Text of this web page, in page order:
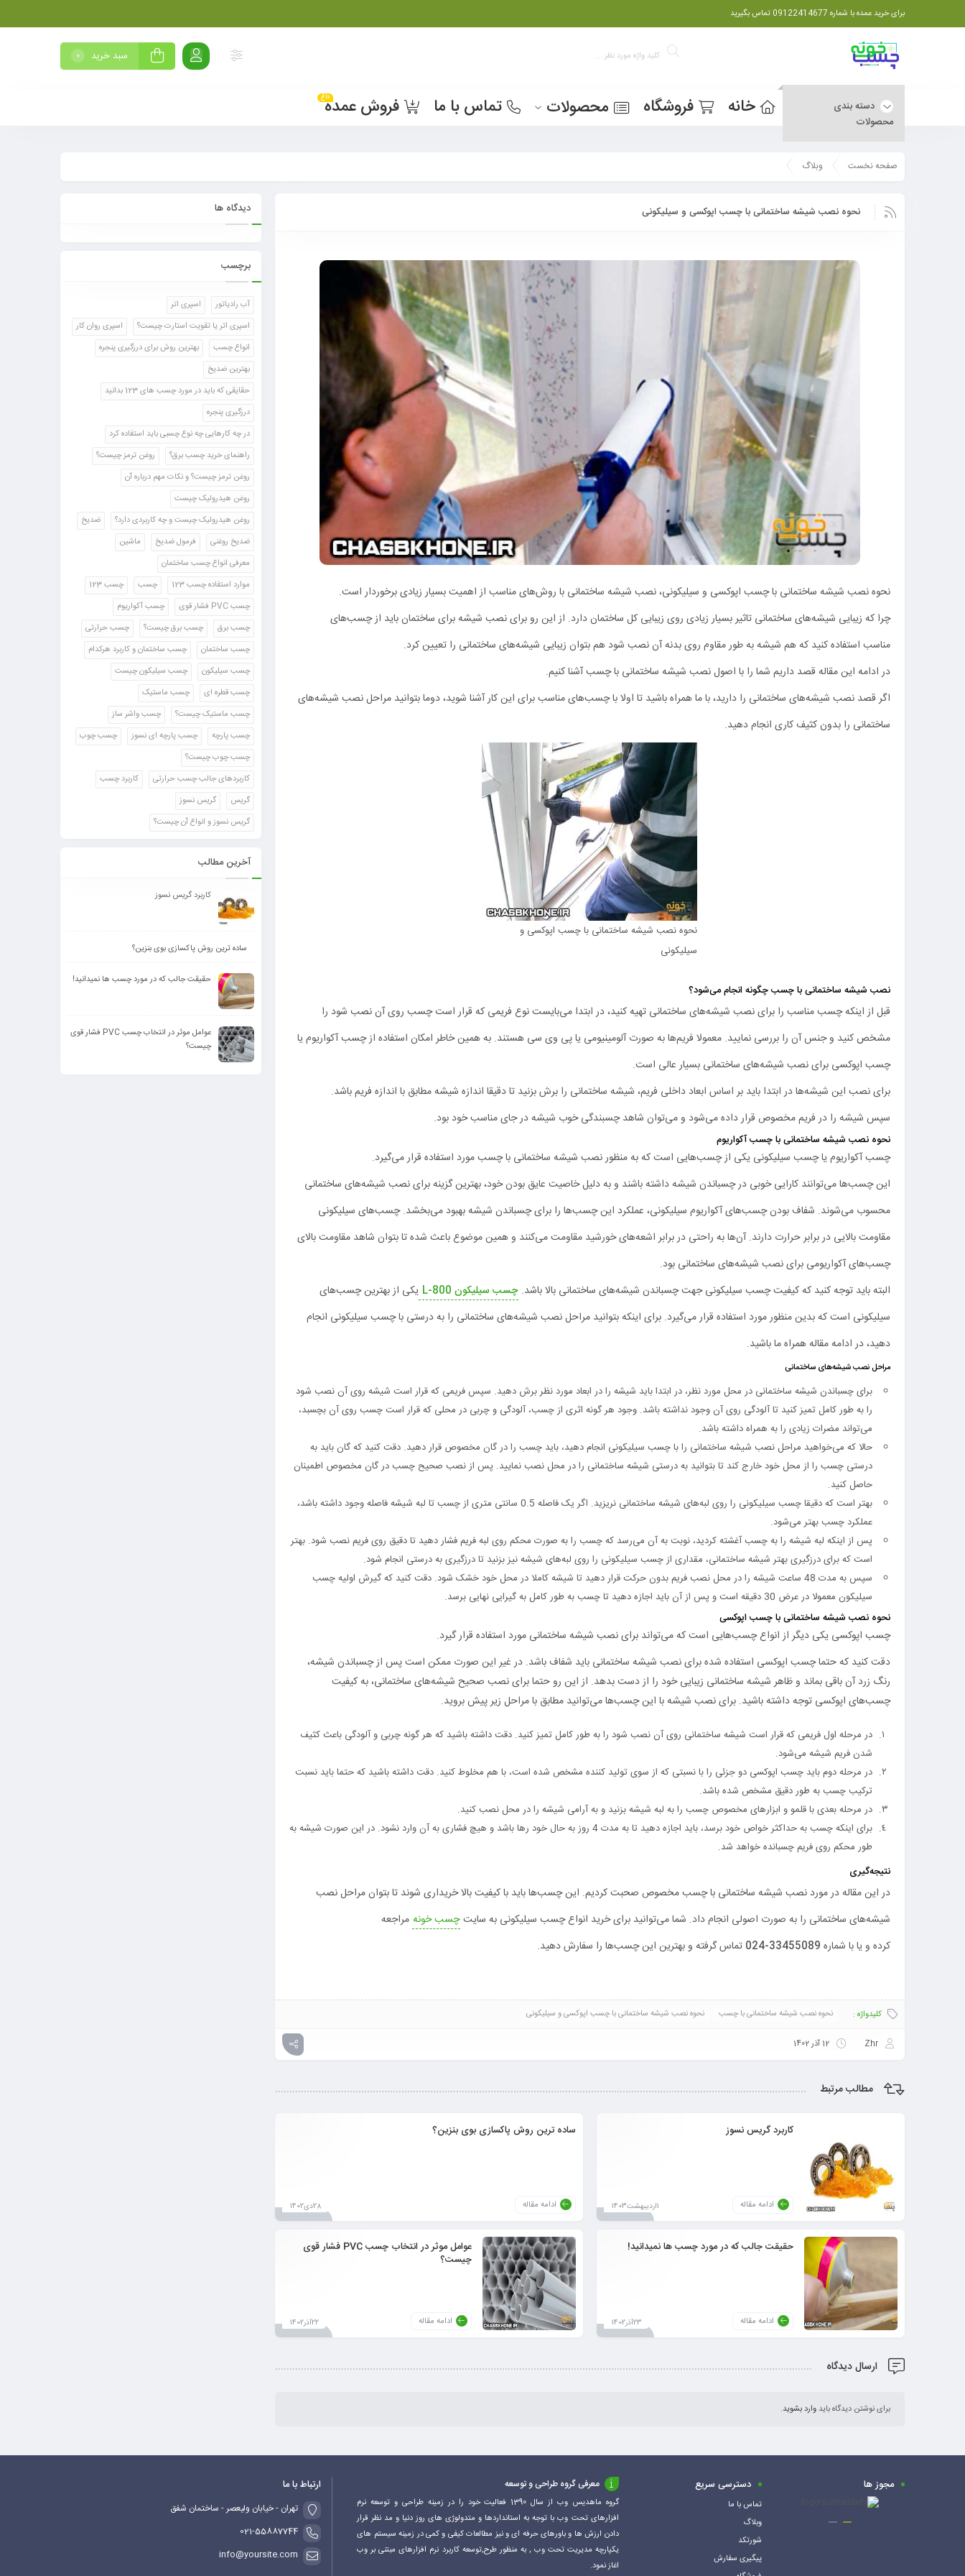
برای خرید عمده با شماره 09122414677 تماس بگیرید
سبد خرید 0
دسته بندی
محصولات
خانه فروشگاه محصولات تماس با ما فروش عمدهداغ
صفحه نخست وبلاگ
نحوه نصب شیشه ساختمانی با چسب اپوکسی و سیلیکونی
نحوه نصب شیشه ساختمانی با چسب اپوکسی و سیلیکونی، نصب شیشه ساختمانی با روش‌های مناسب از اهمیت بسیار زیادی برخوردار است.
چرا که زیبایی شیشه‌های ساختمانی تاثیر بسیار زیادی روی زیبایی کل ساختمان دارد. از این رو برای نصب شیشه برای ساختمان باید از چسب‌های
مناسب استفاده کنید که هم شیشه به طور مقاوم روی بدنه آن نصب شود هم بتوان زیبایی شیشه‌های ساختمانی را تعیین کرد.
در ادامه این مقاله قصد داریم شما را با اصول نصب شیشه ساختمانی با چسب آشنا کنیم.
اگر قصد نصب شیشه‌های ساختمانی را دارید، با ما همراه باشید تا اولا با چسب‌های مناسب برای این کار آشنا شوید، دوما بتوانید مراحل نصب شیشه‌های
ساختمانی را بدون کثیف کاری انجام دهید.
نحوه نصب شیشه ساختمانی با چسب اپوکسی و
سیلیکونی
نصب شیشه ساختمانی با چسب چگونه انجام می‌شود؟
قبل از اینکه چسب مناسب را برای نصب شیشه‌های ساختمانی تهیه کنید، در ابتدا می‌بایست نوع فریمی که قرار است چسب روی آن نصب شود را
مشخص کنید و جنس آن را بررسی نمایید. معمولا فریم‌ها به صورت آلومینیومی یا پی وی سی هستند. به همین خاطر امکان استفاده از چسب آکواریوم یا
چسب اپوکسی برای نصب شیشه‌های ساختمانی بسیار عالی است.
برای نصب این شیشه‌ها در ابتدا باید بر اساس ابعاد داخلی فریم، شیشه ساختمانی را برش بزنید تا دقیقا اندازه شیشه مطابق با اندازه فریم باشد.
سپس شیشه را در فریم مخصوص قرار داده می‌شود و می‌توان شاهد چسبندگی خوب شیشه در جای مناسب خود بود.
نحوه نصب شیشه ساختمانی با چسب آکواریوم
چسب آکواریوم یا چسب سیلیکونی یکی از چسب‌هایی است که به منظور نصب شیشه ساختمانی با چسب مورد استفاده قرار می‌گیرد.
این چسب‌ها می‌توانند کارایی خوبی در چسباندن شیشه داشته باشند و به دلیل خاصیت عایق بودن خود، بهترین گزینه برای نصب شیشه‌های ساختمانی
محسوب می‌شوند. شفاف بودن چسب‌های آکواریوم سیلیکونی، عملکرد این چسب‌ها را برای چسباندن شیشه بهبود می‌بخشد. چسب‌های سیلیکونی
مقاومت بالایی در برابر حرارت دارند. آن‌ها به راحتی در برابر اشعه‌های خورشید مقاومت می‌کنند و همین موضوع باعث شده تا بتوان شاهد مقاومت بالای
چسب‌های آکواریومی برای نصب شیشه‌های ساختمانی بود.
البته باید توجه کنید که کیفیت چسب سیلیکونی جهت چسباندن شیشه‌های ساختمانی بالا باشد. چسب سیلیکون L-800
یکی از بهترین چسب‌های
سیلیکونی است که بدین منظور مورد استفاده قرار می‌گیرد. برای اینکه بتوانید مراحل نصب شیشه‌های ساختمانی را به درستی با چسب سیلیکونی انجام
دهید، در ادامه مقاله همراه ما باشید.
مراحل نصب شیشه‌های ساختمانی
برای چسباندن شیشه ساختمانی در محل مورد نظر، در ابتدا باید شیشه را در ابعاد مورد نظر برش دهید. سپس فریمی که قرار است شیشه روی آن نصب شود
را به طور کامل تمیز کنید تا آلودگی روی آن وجود نداشته باشد. وجود هر گونه اثری از چسب، آلودگی و چربی در محلی که قرار است چسب روی آن بچسبد،
می‌تواند مضرات زیادی را به همراه داشته باشد.
حالا که می‌خواهید مراحل نصب شیشه ساختمانی را با چسب سیلیکونی انجام دهید، باید چسب را در گان مخصوص قرار دهید. دقت کنید که گان باید به
درستی چسب را از محل خود خارج کند تا بتوانید به درستی شیشه ساختمانی را در محل نصب نمایید. پس از نصب صحیح چسب در گان مخصوص اطمینان
حاصل کنید.
بهتر است که دقیقا چسب سیلیکونی را روی لبه‌های شیشه ساختمانی نریزید. اگر یک فاصله 0.5 سانتی متری از چسب تا لبه شیشه فاصله وجود داشته باشد،
عملکرد چسب بهتر می‌شود.
پس از اینکه لبه شیشه را به چسب آغشته کردید، نوبت به آن می‌رسد که چسب را به صورت محکم روی لبه فریم فشار دهید تا دقیق روی فریم نصب شود. بهتر
است که برای درزگیری بهتر شیشه ساختمانی، مقداری از چسب سیلیکونی را روی لبه‌های شیشه نیز بزنید تا درزگیری به درستی انجام شود.
سپس به مدت 48 ساعت شیشه را در محل نصب فریم بدون حرکت قرار دهید تا شیشه کاملا در محل خود خشک شود. دقت کنید که گیرش اولیه چسب
سیلیکون معمولا در عرض 30 دقیقه است و پس از آن باید اجازه دهید تا چسب به طور کامل به گیرایی نهایی برسد.
نحوه نصب شیشه ساختمانی با چسب اپوکسی
چسب اپوکسی یکی دیگر از انواع چسب‌هایی است که می‌تواند برای نصب شیشه ساختمانی مورد استفاده قرار گیرد.
دقت کنید که حتما چسب اپوکسی استفاده شده برای نصب شیشه ساختمانی باید شفاف باشد. در غیر این صورت ممکن است پس از چسباندن شیشه،
رنگ زرد آن باقی بماند و ظاهر شیشه ساختمانی زیبایی خود را از دست بدهد. از این رو حتما برای نصب صحیح شیشه‌های ساختمانی، به کیفیت
چسب‌های اپوکسی توجه داشته باشید. برای نصب شیشه با این چسب‌ها می‌توانید مطابق با مراحل زیر پیش بروید.
در مرحله اول فریمی که قرار است شیشه ساختمانی روی آن نصب شود را به طور کامل تمیز کنید. دقت داشته باشید که هر گونه چربی و آلودگی باعث کثیف
شدن فریم شیشه می‌شود.
در مرحله دوم باید چسب اپوکسی دو جزئی را با نسبتی که از سوی تولید کننده مشخص شده است، با هم مخلوط کنید. دقت داشته باشید که حتما باید نسبت
ترکیب چسب به طور دقیق مشخص شده باشد.
در مرحله بعدی با قلمو و ابزارهای مخصوص چسب را به لبه شیشه بزنید و به آرامی شیشه را در محل نصب کنید.
برای اینکه چسب به حداکثر خواص خود برسد، باید اجازه دهید تا به مدت 4 روز به حال خود رها باشد و هیچ فشاری به آن وارد نشود. در این صورت شیشه به
طور محکم روی فریم چسبانده خواهد شد.
نتیجه‌گیری
در این مقاله در مورد نصب شیشه ساختمانی با چسب مخصوص صحبت کردیم. این چسب‌ها باید با کیفیت بالا خریداری شوند تا بتوان مراحل نصب
شیشه‌های ساختمانی را به صورت اصولی انجام داد. شما می‌توانید برای خرید انواع چسب سیلیکونی به سایت چسب خونه مراجعه
کرده و یا با شماره 33455089-024 تماس گرفته و بهترین این چسب‌ها را سفارش دهید.
کلیدواژه : نحوه نصب شیشه ساختمانی با چسب نحوه نصب شیشه ساختمانی با چسب اپوکسی و سیلیکونی
Zhr 12 آذر 1402
مطالب مرتبط
کاربرد گریس نسوز
ادامه مقاله 1اردیبهشت1403
ساده ترین روش پاکسازی بوی بنزین؟
ادامه مقاله 28دی1402
حقیقت جالب که در مورد چسب ها نمیدانید!
ادامه مقاله 23آذر1402
عوامل موثر در انتخاب چسب PVC فشار قوی
چیست؟
ادامه مقاله 22آذر1402
ارسال دیدگاه
برای نوشتن دیدگاه باید وارد بشوید.
دیدگاه ها
برچسب
آب رادیاتور
اسپری اتر
اسپری اتر یا تقویت استارت چیست؟
اسپری روان کار
انواع چسب
بهترین روش برای درزگیری پنجره
بهترین ضدیخ
حقایقی که باید در مورد چسب های 123 بدانید
درزگیری پنجره
در چه کارهایی چه نوع چسبی باید استفاده کرد
راهنمای خرید چسب برق؟
روغن ترمز چیست؟
روغن ترمز چیست؟ و نکات مهم درباره آن
روغن هیدرولیک چیست
روغن هیدرولیک چیست و چه کاربردی دارد؟
ضدیخ
ضدیخ روغنی
فرمول ضدیخ
ماشین
معرفی انواع چسب ساختمان
موارد استفاده چسب 123
چسب
چسب 123
چسب PVC فشار قوی
چسب آکواریوم
چسب برق
چسب برق چیست؟
چسب حرارتی
چسب ساختمان
چسب ساختمان و کاربرد هرکدام
چسب سیلیکون
چسب سیلیکون چیست
چسب قطره ای
چسب ماستیک
چسب ماستیک چیست؟
چسب واشر ساز
چسب پارچه
چسب پارچه ای نسوز
چسب چوب
چسب چوب چیست؟
کاربردهای جالب چسب حرارتی
کاربرد چسب
گریس
گریس نسوز
گریس نسوز و انواع آن چیست؟
آخرین مطالب
کاربرد گریس نسوز
ساده ترین روش پاکسازی بوی بنزین؟
حقیقت جالب که در مورد چسب ها نمیدانید!
عوامل موثر در انتخاب چسب PVC فشار قوی
چیست؟
مجوز ها دسترسی سریع
تماس با ما
وبلاگ
شورتکد
پیگیری سفارش
معرفی گروه طراحی و توسعه
گروه ماهدیس وب از سال 1390 فعالیت خود را در زمینه طراحی و توسعه نرم
افزارهای تحت وب با توجه به استانداردها و متدولوژی های روز دنیا و مد نظر قرار
دادن ارزش ها و باورهای حرفه ای و نیز مطالعات کیفی و کمی در زمینه سیستم های
یکپارچه مدیریت تحت وب , به منظور طرح,توسعه کاربرد نرم افزارهای مبتنی بر وب
اغاز نمود.
ارتباط با ما
تهران - خیابان ولیعصر - ساختمان شفق
021-55887744
info@yoursite.com